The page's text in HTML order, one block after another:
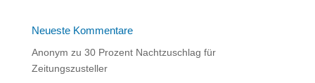
Neueste Kommentare
Anonym zu 30 Prozent Nachtzuschlag für
Zeitungszusteller